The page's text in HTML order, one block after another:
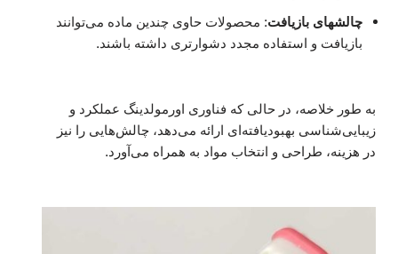
چالشهای بازیافت: محصولات حاوی چندین ماده می‌توانند
بازیافت و استفاده مجدد دشوارتری داشته باشند.
به طور خلاصه، در حالی که فناوری اورمولدینگ عملکرد و
زیبایی‌شناسی بهبودیافته‌ای ارائه می‌دهد، چالش‌هایی را نیز
در هزینه، طراحی و انتخاب مواد به همراه می‌آورد.